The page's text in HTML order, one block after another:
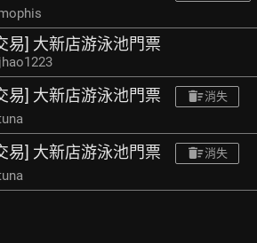
易] 大新店游泳池門票
易] 大新店游泳池門票 消失
易] 大新店游泳池門票 消失